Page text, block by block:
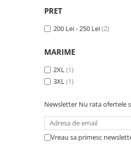
PRET
200 Lei - 250 Lei(2)
MARIME
2XL(1)
3XL(1)
Newsletter Nu rata ofertele
Vreau sa primesc